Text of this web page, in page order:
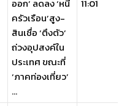
ออก’ ลดลง ‘หนี้
ครัวเรือน’สูง-
สินเชื่อ ‘ตึงตัว’
ถ่วงอุปสงค์ใน
ประเทศ ขณะที่
‘ภาคท่องเที่ยว’
...
11:01